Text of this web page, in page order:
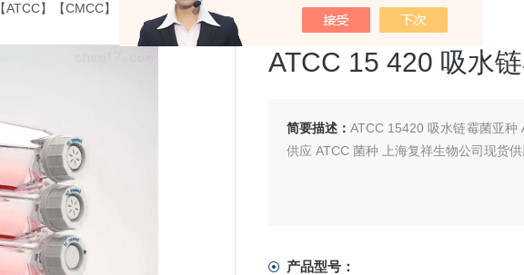
【ATCC】【CMCC】【CICC】【DSM】... >ATCC 15 420 吸水链霉菌亚种
ATCC 15 420 吸水
简要描述：ATCC 15420 吸水链霉菌亚种
供应 ATCC 菌种 上海复祥生物公司现货
产品型号：